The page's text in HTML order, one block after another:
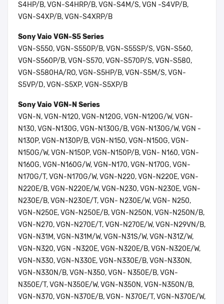
S4HP/B, VGN-S4HRP/B, VGN-S4M/S, VGN -S4VP/B,
VGN-S4XP/B, VGN-S4XRP/B
Sony Vaio VGN-S5 Series
VGN-S550, VGN-S550P/B, VGN-S55SP/S, VGN-S560,
VGN-S560P/B, VGN-S570, VGN-S570P/S, VGN-S580,
VGN-S580HA/RO, VGN-S5HP/B, VGN-S5M/S, VGN-
S5VP/D, VGN-S5XP, VGN-S5XP/B
Sony Vaio VGN-N Series
VGN-N, VGN-N120, VGN-N120G, VGN-N120G/W, VGN-
N130, VGN-N130G, VGN-N130G/B, VGN-N130G/W, VGN -
N130P, VGN-N130P/B, VGN-N150, VGN-N150G, VGN-
N150G/W, VGN-N150P, VGN-N150P/B, VGN- N160, VGN-
N160G, VGN-N160G/W, VGN-N170, VGN-N170G, VGN-
N170G/T, VGN-N170G/W, VGN-N220, VGN-N220E, VGN-
N220E/B, VGN-N220E/W, VGN-N230, VGN-N230E, VGN-
N230E/B, VGN-N230E/T, VGN- N230E/W, VGN- N250,
VGN-N250E, VGN-N250E/B, VGN-N250N, VGN-N250N/B,
VGN-N270, VGN-N270E/T, VGN-N270E/W, VGN-N29VN/B,
VGN-N31M, VGN-N31M/W, VGN-N31S/W, VGN-N31Z/W,
VGN-N320, VGN -N320E, VGN-N320E/B, VGN-N320E/W,
VGN-N330, VGN-N330E, VGN-N330E/B, VGN-N330N,
VGN-N330N/B, VGN-N350, VGN- N350E/B, VGN-
N350E/T, VGN-N350E/W, VGN-N350N, VGN-N350N/B,
VGN-N370, VGN-N370E/B, VGN- N370E/T, VGN-N370E/W,